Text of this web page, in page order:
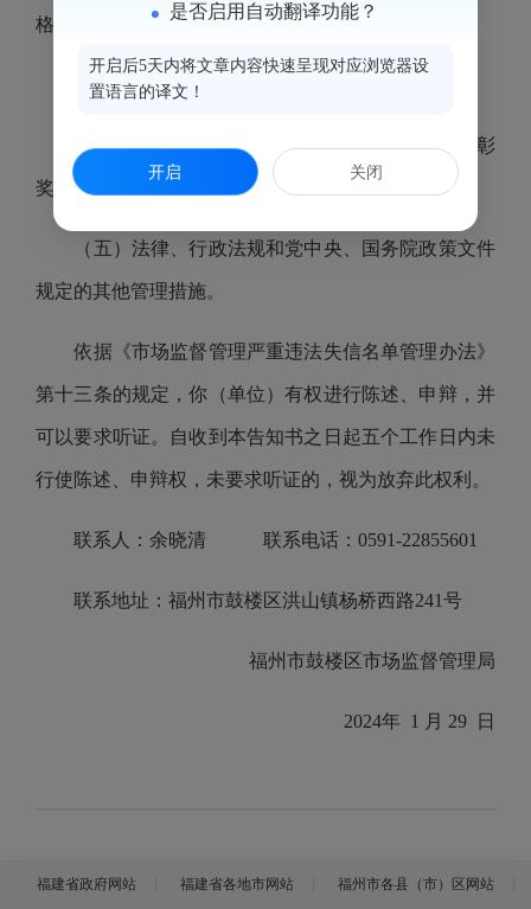
格监管；
（三）不适用告知承诺制；
（四）不予授予市场监督管理部门荣誉称号等表彰
奖励；
（五）法律、行政法规和党中央、国务院政策文件
规定的其他管理措施。
依据《市场监督管理严重违法失信名单管理办法》
第十三条的规定，你（单位）有权进行陈述、申辩，并
可以要求听证。自收到本告知书之日起五个工作日内未
行使陈述、申辩权，未要求听证的，视为放弃此权利。
联系人：余晓清 联系电话：0591-22855601
联系地址：福州市鼓楼区洪山镇杨桥西路241号
福州市鼓楼区市场监督管理局
2024年 1 月 29 日
福建省政府网站 福建省各地市网站 福州市各县（市）区网站
是否启用自动翻译功能？
开启后5天内将文章内容快速呈现对应浏览器设
置语言的译文！
开启 关闭